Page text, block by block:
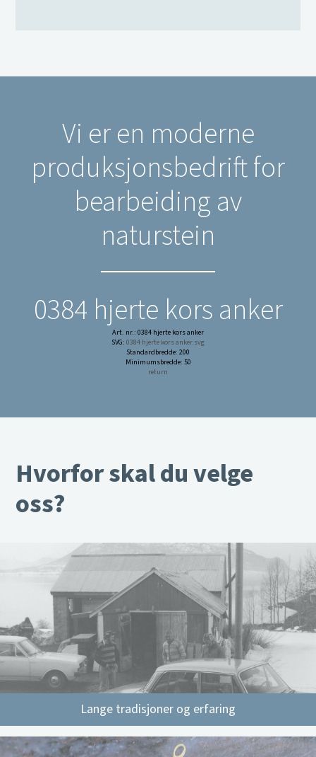
Vi er en moderne
produksjonsbedrift for
bearbeiding av
naturstein
0384 hjerte kors anker
Art. nr.: 0384 hjerte kors anker
SVG: 0384 hjerte kors anker.svg
Standardbredde: 200
Minimumsbredde: 50
return
Hvorfor skal du velge
oss?
Lange tradisjoner og erfaring